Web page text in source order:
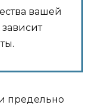
вашей
предельно